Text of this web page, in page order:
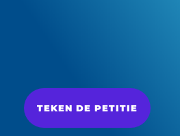
TEKEN DE PETITIE